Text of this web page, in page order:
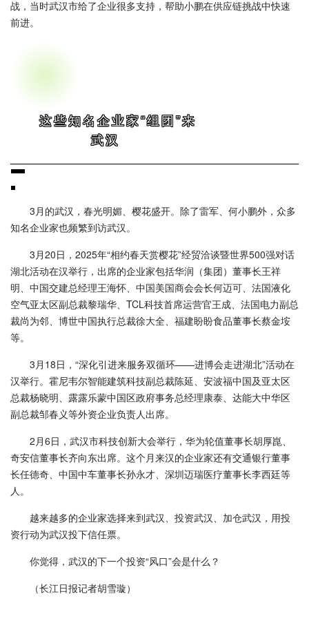
战，当时武汉市给了企业很多支持，帮助小鹏在供应链挑战中快速
前进。
这些知名企业家“组团”来
武汉
3月的武汉，春光明媚、樱花盛开。除了雷军、何小鹏外，众多
知名企业家也频繁到访武汉。
3月20日，2025年“相约春天赏樱花”经贸洽谈暨世界500强对话
湖北活动在汉举行，出席的企业家包括华润（集团）董事长王祥
明、中国交建总经理王海怀、中国美国商会会长何迈可、法国液化
空气亚太区副总裁黎瑞华、TCL科技首席运营官王成、法国电力副总
裁尚为邻、博世中国执行总裁徐大全、福建盼盼食品董事长蔡金垵
等。
3月18日，“深化引进来服务双循环——进博会走进湖北”活动在
汉举行。霍尼韦尔智能建筑科技副总裁陈延、安波福中国及亚太区
总裁杨晓明、露露乐蒙中国区政府事务总经理康泰、达能大中华区
副总裁邹春义等外资企业负责人出席。
2月6日，武汉市科技创新大会举行，华为轮值董事长胡厚崑、
奇安信董事长齐向东出席。这个月来汉的企业家还有交通银行董事
长任德奇、中国中车董事长孙永才、深圳迈瑞医疗董事长李西廷等
人。
越来越多的企业家选择来到武汉、投资武汉、加仓武汉，用投
资行动为武汉投下信任票。
你觉得，武汉的下一个投资“风口”会是什么？
（长江日报记者胡雪璇）